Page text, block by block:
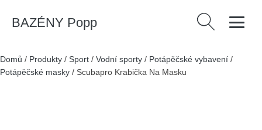
BAZÉNY Popp Vyhledávání
Domů / Produkty / Sport / Vodní sporty / Potápěčské vybavení /
Potápěčské masky / Scubapro Krabička Na Masku